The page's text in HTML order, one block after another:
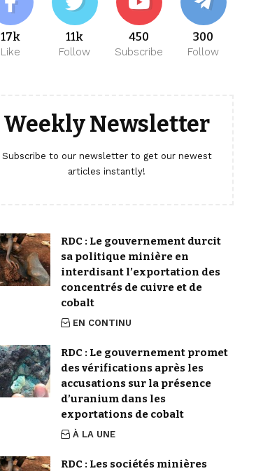
17k
Like
11k
Follow
450
Subscribe
300
Follow
Weekly Newsletter
Subscribe to our newsletter to get our newest
articles instantly!
RDC : Le gouvernement durcit
sa politique minière en
interdisant l’exportation des
concentrés de cuivre et de
cobalt
EN CONTINU
RDC : Le gouvernement promet
des vérifications après les
accusations sur la présence
d’uranium dans les
exportations de cobalt
À LA UNE
RDC : Les sociétés minières